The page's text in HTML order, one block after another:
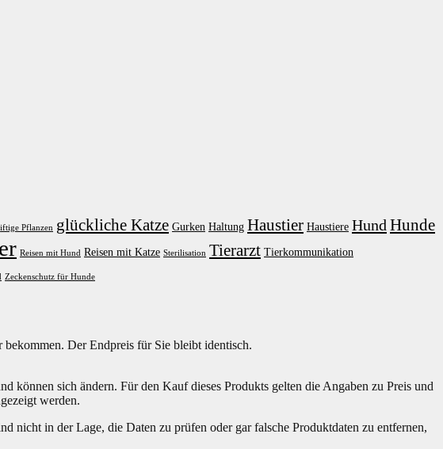
Pflanzen glückliche Katze Gurken Haltung Haustier Haustiere Hund Hunde
Reisen mit Hund Reisen mit Katze Sterilisation Tierarzt Tierkommunikation
Zeckenschutz für Hunde
Der Endpreis für Sie bleibt identisch.
können sich ändern. Für den Kauf dieses Produkts gelten die Angaben zu Preis und
werden.
nicht in der Lage, die Daten zu prüfen oder gar falsche Produktdaten zu entfernen,